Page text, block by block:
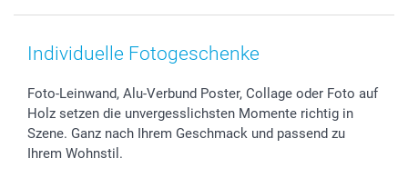
Zubehör & Material
Foto-Kalender & Agenden
Sticker & Etiketten
Geschenk-Gutscheine (PDF)
AGB
Presse
Partnerprogramme
Investor Relations
B2B smartbusiness
Muttertag
Kommunion & Konfirmation
Hochzeit
Geburtstag
Geburt
Anmelden /Registrieren
Preise und Versandkosten
Lieferfristen
72h Lieferung
Zahlungsmöglichkeiten
Sitemap
Individuelle Fotogeschenke
Foto-Leinwand, Alu-Verbund Poster, Collage oder Foto auf
Holz setzen die unvergesslichsten Momente richtig in
Szene. Ganz nach Ihrem Geschmack und passend zu
Ihrem Wohnstil.